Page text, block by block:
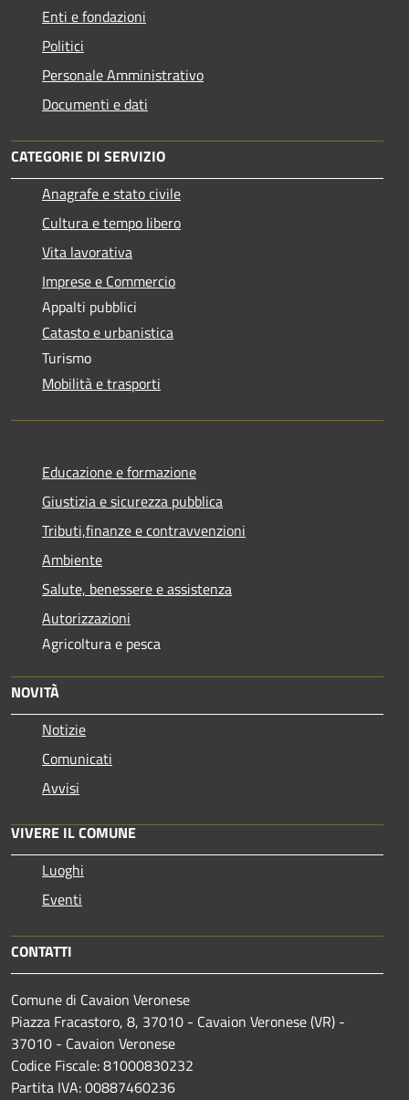
Enti e fondazioni
Politici
Personale Amministrativo
Documenti e dati
CATEGORIE DI SERVIZIO
Anagrafe e stato civile
Cultura e tempo libero
Vita lavorativa
Imprese e Commercio
Appalti pubblici
Catasto e urbanistica
Turismo
Mobilità e trasporti
Educazione e formazione
Giustizia e sicurezza pubblica
Tributi,finanze e contravvenzioni
Ambiente
Salute, benessere e assistenza
Autorizzazioni
Agricoltura e pesca
NOVITÀ
Notizie
Comunicati
Avvisi
VIVERE IL COMUNE
Luoghi
Eventi
CONTATTI
Comune di Cavaion Veronese
Piazza Fracastoro, 8, 37010 - Cavaion Veronese (VR) -
37010 - Cavaion Veronese
Codice Fiscale: 81000830232
Partita IVA: 00887460236